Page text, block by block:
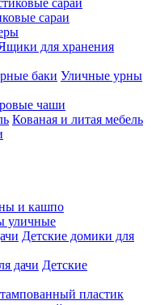
сараи
для хранения
Уличные урны
чаши
Кованая и литая мебель
и кашпо
уличные
Детские домики для
Детские